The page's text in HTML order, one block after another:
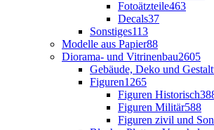
Fotoätzteile463
Decals37
Sonstiges113
Modelle aus Papier88
Diorama- und Vitrinenbau2605
Gebäude, Deko und
Figuren1265
Figuren Historisch
Figuren Militär588
Figuren zivil und